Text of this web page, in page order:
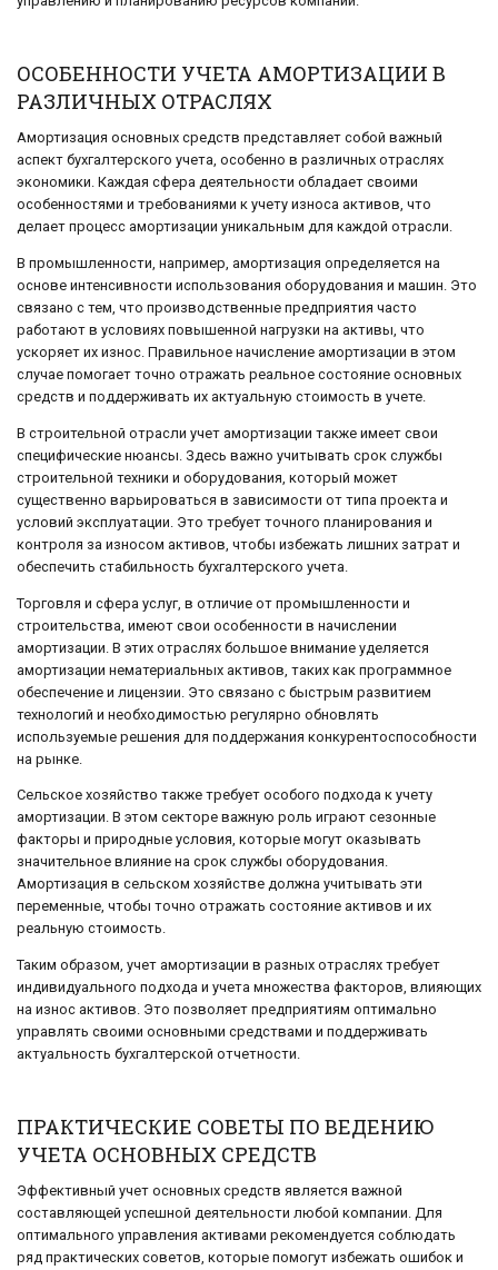
ОСОБЕННОСТИ УЧЕТА АМОРТИЗАЦИИ В
РАЗЛИЧНЫХ ОТРАСЛЯХ
Амортизация основных средств представляет собой важный
аспект бухгалтерского учета, особенно в различных отраслях
экономики. Каждая сфера деятельности обладает своими
особенностями и требованиями к учету износа активов, что
делает процесс амортизации уникальным для каждой отрасли.
В промышленности, например, амортизация определяется на
основе интенсивности использования оборудования и машин. Это
связано с тем, что производственные предприятия часто
работают в условиях повышенной нагрузки на активы, что
ускоряет их износ. Правильное начисление амортизации в этом
случае помогает точно отражать реальное состояние основных
средств и поддерживать их актуальную стоимость в учете.
В строительной отрасли учет амортизации также имеет свои
специфические нюансы. Здесь важно учитывать срок службы
строительной техники и оборудования, который может
существенно варьироваться в зависимости от типа проекта и
условий эксплуатации. Это требует точного планирования и
контроля за износом активов, чтобы избежать лишних затрат и
обеспечить стабильность бухгалтерского учета.
Торговля и сфера услуг, в отличие от промышленности и
строительства, имеют свои особенности в начислении
амортизации. В этих отраслях большое внимание уделяется
амортизации нематериальных активов, таких как программное
обеспечение и лицензии. Это связано с быстрым развитием
технологий и необходимостью регулярно обновлять
используемые решения для поддержания конкурентоспособности
на рынке.
Сельское хозяйство также требует особого подхода к учету
амортизации. В этом секторе важную роль играют сезонные
факторы и природные условия, которые могут оказывать
значительное влияние на срок службы оборудования.
Амортизация в сельском хозяйстве должна учитывать эти
переменные, чтобы точно отражать состояние активов и их
реальную стоимость.
Таким образом, учет амортизации в разных отраслях требует
индивидуального подхода и учета множества факторов, влияющих
на износ активов. Это позволяет предприятиям оптимально
управлять своими основными средствами и поддерживать
актуальность бухгалтерской отчетности.
ПРАКТИЧЕСКИЕ СОВЕТЫ ПО ВЕДЕНИЮ
УЧЕТА ОСНОВНЫХ СРЕДСТВ
Эффективный учет основных средств является важной
составляющей успешной деятельности любой компании. Для
оптимального управления активами рекомендуется соблюдать
ряд практических советов, которые помогут избежать ошибок и